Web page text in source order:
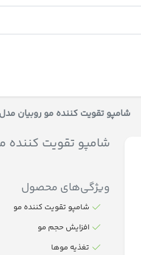
شامپو تقویت کننده مو روبیان مدل عصاره
شامپو تقویت کننده مو
ویژگی‌های محصول
شامپو تقویت کننده مو
افزایش حجم مو
تغذیه موها